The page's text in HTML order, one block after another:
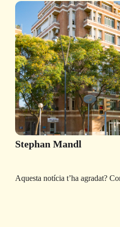
Stephan Mandl
Aquesta notícia t’ha agradat?